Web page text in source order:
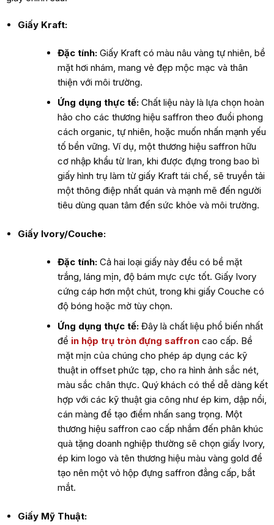
Giấy Kraft:
Đặc tính:Giấy Kraft có màu nâu vàng tự nhiên, bề
mặt hơi nhám, mang vẻ đẹp mộc mạc và thân
thiện với môi trường.
Ứng dụng thực tế:Chất liệu này là lựa chọn hoàn
hảo cho các thương hiệu saffron theo đuổi phong
cách organic, tự nhiên, hoặc muốn nhấn mạnh yếu
tố bền vững. Ví dụ, một thương hiệu saffron hữu
cơ nhập khẩu từ Iran, khi được đựng trong bao bì
giấy hình trụ làm từ giấy Kraft tái chế, sẽ truyền tải
một thông điệp nhất quán và mạnh mẽ đến người
tiêu dùng quan tâm đến sức khỏe và môi trường.
Giấy Ivory/Couche:
Đặc tính:Cả hai loại giấy này đều có bề mặt
trắng, láng mịn, độ bám mực cực tốt. Giấy Ivory
cứng cáp hơn một chút, trong khi giấy Couche có
độ bóng hoặc mờ tùy chọn.
Ứng dụng thực tế:Đây là chất liệu phổ biến nhất
để in hộp trụ tròn đựng saffroncao cấp. Bề
mặt mịn của chúng cho phép áp dụng các kỹ
thuật in offset phức tạp, cho ra hình ảnh sắc nét,
màu sắc chân thực. Quý khách có thể dễ dàng kết
hợp với các kỹ thuật gia công như ép kim, dập nổi,
cán màng để tạo điểm nhấn sang trọng. Một
thương hiệu saffron cao cấp nhắm đến phân khúc
quà tặng doanh nghiệp thường sẽ chọn giấy Ivory,
ép kim logo và tên thương hiệu màu vàng gold để
tạo nên một vỏ hộp đựng saffron đẳng cấp, bắt
mắt.
Giấy Mỹ Thuật: